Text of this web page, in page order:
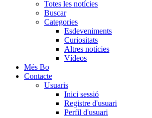
Totes les notícies
Buscar
Categories
Esdeveniments
Curiositats
Altres notícies
Vídeos
Més Bo
Contacte
Usuaris
Inici sessió
Registre d'usuari
Perfil d'usuari